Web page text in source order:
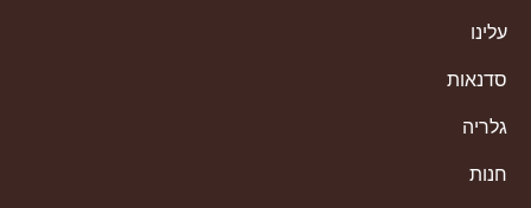
עלינו
סדנאות
גלריה
חנות